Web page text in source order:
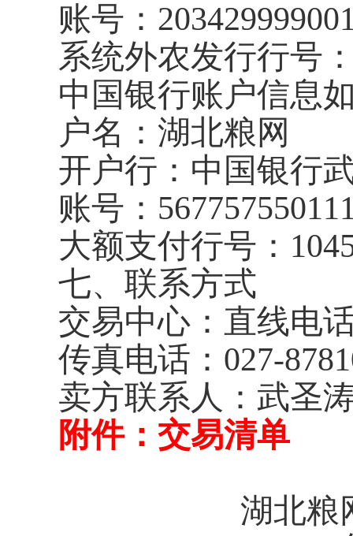
账号：
系统外农发行行号
中国银行账户信息
户名：湖北粮网
开户行：中国银行
账号：
大额支付行号：
七、联系方式
交易中心：直线电
传真电话： 027-
卖方联系人：武圣
附件：交易清单
湖北粮